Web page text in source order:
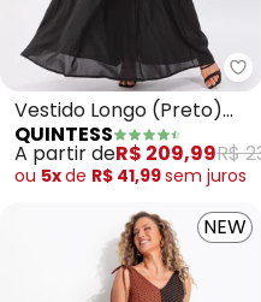
Vestido Longo (Preto)
com Cinto
QUINTESS
A partir deR$ 209,99R$
ou 5xde R$ 41,99sem juros
NEW